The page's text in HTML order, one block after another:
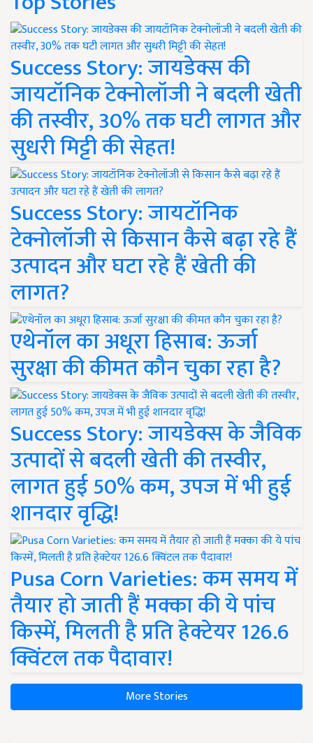
Success Story: जायडेक्स की
जायटॉनिक टेक्नोलॉजी ने बदली खेती
की तस्वीर, 30% तक घटी लागत और
सुधरी मिट्टी की सेहत!
Success Story: जायटॉनिक
टेक्नोलॉजी से किसान कैसे बढ़ा रहे हैं
उत्पादन और घटा रहे हैं खेती की
लागत?
एथेनॉल का अधूरा हिसाब: ऊर्जा
सुरक्षा की कीमत कौन चुका रहा है?
Success Story: जायडेक्स के जैविक
उत्पादों से बदली खेती की तस्वीर,
लागत हुई 50% कम, उपज में भी हुई
शानदार वृद्धि!
Pusa Corn Varieties: कम समय में
तैयार हो जाती हैं मक्का की ये पांच
किस्में, मिलती है प्रति हेक्टेयर 126.6
क्विंटल तक पैदावार!
More Stories